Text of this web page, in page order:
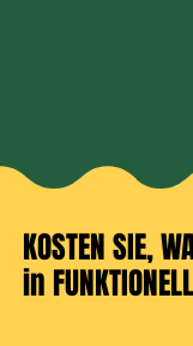
KOSTEN SIE,
in